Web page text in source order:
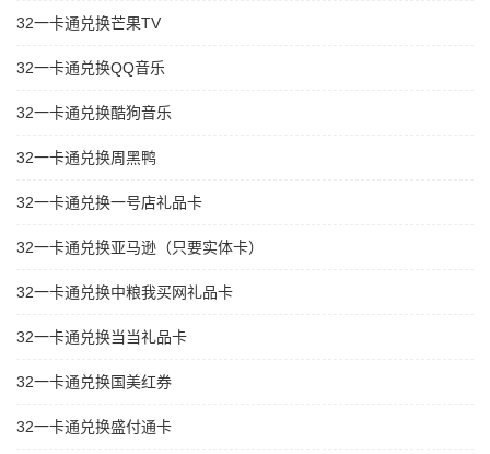
32一卡通兑换芒果TV
32一卡通兑换QQ音乐
32一卡通兑换酷狗音乐
32一卡通兑换周黑鸭
32一卡通兑换一号店礼品卡
32一卡通兑换亚马逊（只要实体卡）
32一卡通兑换中粮我买网礼品卡
32一卡通兑换当当礼品卡
32一卡通兑换国美红券
32一卡通兑换盛付通卡